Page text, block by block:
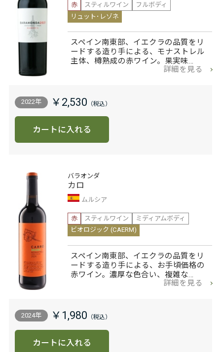
赤 スティルワイン
フルボディ
リュット･レゾネ
スペイン南東部、イエクラの品質をリ
ードする造り手による、モナストレル
主体、樽熟成の赤ワイン。果実味…
詳細を見る
2022年 ￥2,530
カートに入れる
バラオンダ
カロ
ムルシア
赤
スティルワイン
ミディアムボディ
ビオロジック (CAERM)
スペイン南東部、イエクラの品質をリ
ードする造り手による、お手頃価格の
赤ワイン。濃厚な色合い、複雑な…
詳細を見る
2024年 ￥1,980
カートに入れる